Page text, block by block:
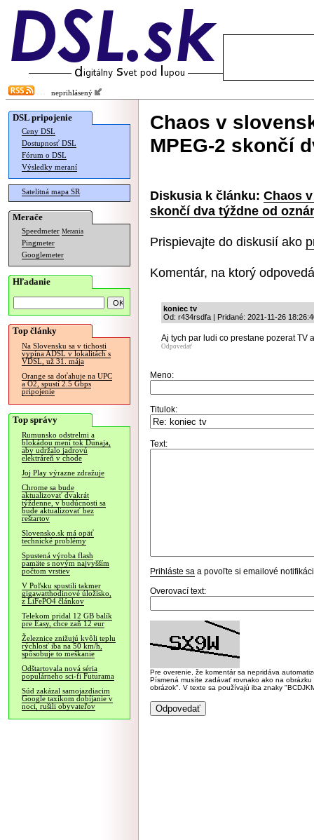
neprihlásený
DSL pripojenie
Ceny DSL
Dostupnosť DSL
Fórum o DSL
Výsledky meraní
Satelitná mapa SR
Merače
Speedmeter Merania
Pingmeter
Googlemeter
Hľadanie
Top články
Na Slovensku sa v tichosti
vypína ADSL v lokalitách s
VDSL, už 31. mája
Orange sa doťahuje na UPC
a O2, spustí 2.5 Gbps
pripojenie
Top správy
Rumunsko odstrelmi a
blokádou mení tok Dunaja,
aby udržalo jadrovú
elektráreň v chode
Joj Play výrazne zdražuje
Chrome sa bude
aktualizovať dvakrát
týždenne, v budúcnosti sa
bude aktualizovať bez
reštartov
Slovensko.sk má opäť
technické problémy
Spustená výroba flash
pamäte s novým najvyšším
počtom vrstiev
V Poľsku spustili takmer
gigawatthodinové úložisko,
z LiFePO4 článkov
Telekom pridal 12 GB balík
pre Easy, chce zaň 12 eur
Železnice znižujú kvôli teplu
rýchlosť iba na 50 km/h,
spôsobuje to meškanie
Odštartovala nová séria
populárneho sci-fi Futurama
Súd zakázal samojazdiacim
Google taxíkom dobíjanie v
noci, rušili obyvateľov
Chaos v
MPEG-2 skončí
Diskusia k článku: Chaos
skončí dva týždne od
Prispievajte do diskusií ako
Komentár, na ktorý
koniec tv
Od: r434rsdfa | Pridané: 2021-11-26
Aj tych par ludi co prestane pozerat TV
Odpovedať
Meno:
Titulok:
Text:
Prihláste sa a povoľte si emailové
Overovací text:
Pre overenie, že komentár sa nepridáva
Písmená musíte zadávať rovnako ako na
obrázok". V texte sa používajú iba znaky